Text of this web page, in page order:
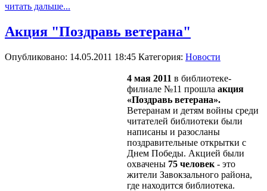
читать дальше...
Акция "Поздравь ветерана"
Опубликовано: 14.05.2011 18:45 Категория: Новости
4 мая 2011 в библиотеке-
филиале №11 прошла акция
«Поздравь ветерана».
Ветеранам и детям войны среди
читателей библиотеки были
написаны и разосланы
поздравительные открытки с
Днем Победы. Акцией были
охвачены 75 человек - это
жители Завокзального района,
где находится библиотека.